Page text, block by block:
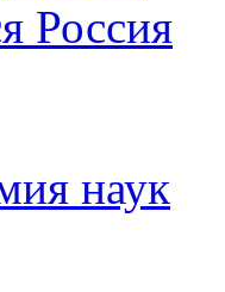
Россия
наук